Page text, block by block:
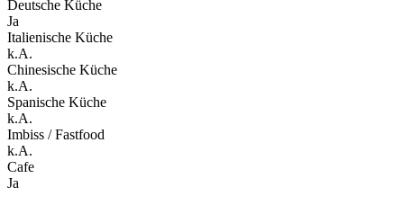
Deutsche Küche
Ja
Italienische Küche
k.A.
Chinesische Küche
k.A.
Spanische Küche
k.A.
Imbiss / Fastfood
k.A.
Cafe
Ja